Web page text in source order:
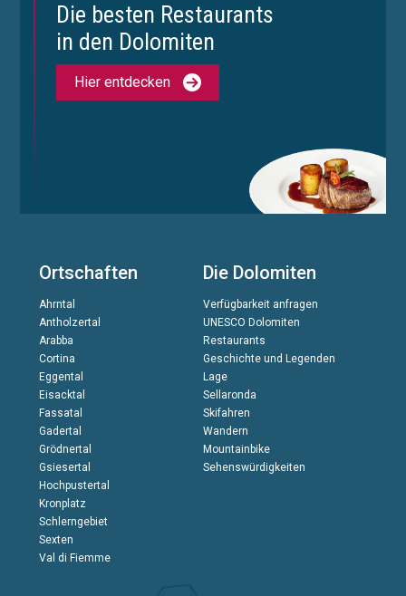
Die besten Restaurants
in den Dolomiten
Hier entdecken
Ortschaften
Ahrntal
Antholzertal
Arabba
Cortina
Eggental
Eisacktal
Fassatal
Gadertal
Grödnertal
Gsiesertal
Hochpustertal
Kronplatz
Schlerngebiet
Sexten
Val di Fiemme
Die Dolomiten
Verfügbarkeit anfragen
UNESCO Dolomiten
Restaurants
Geschichte und Legenden
Lage
Sellaronda
Skifahren
Wandern
Mountainbike
Sehenswürdigkeiten